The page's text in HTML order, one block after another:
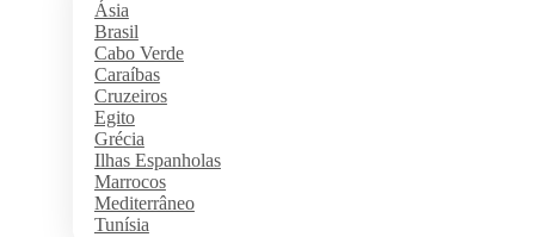
Ásia
Brasil
Cabo Verde
Caraíbas
Cruzeiros
Egito
Grécia
Ilhas Espanholas
Marrocos
Mediterrâneo
Tunísia